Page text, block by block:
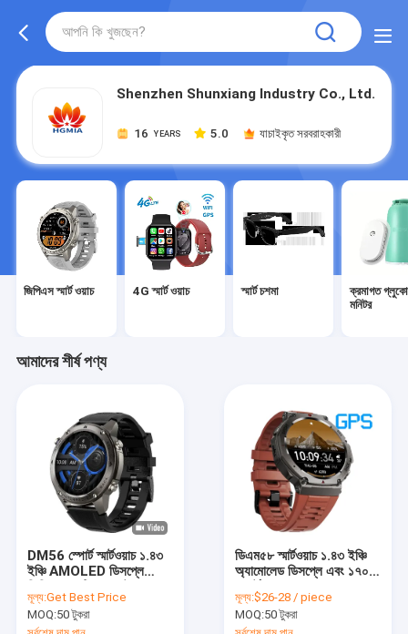
Shenzhen Shunxiang Industry Co., Ltd.
16 YEARS 5.0 যাচাইকৃত সরবরাহকারী
জিপিএস স্মার্ট ওয়াচ 4G স্মার্ট ওয়াচ স্মার্ট চশমা
ক্রমাগত
মনিটর
আমাদের শীর্ষ পণ্য
DM56 স্পোর্ট স্মার্টওয়াচ ১.৪৩
ইঞ্চি AMOLED ডিসপ্লে
৫০০ এমএএইচ ব্যাটারি
মূল্য:Get Best Price
MOQ:50 টুকরা
ডিএম৫৮ স্মার্টওয়াচ ১.৪৩ ইঞ্চি
অ্যামোলেড ডিসপ্লে এবং ১৭০
মূল্য:$26-28 / piece
MOQ:50 টুকরা